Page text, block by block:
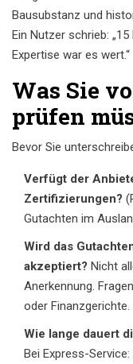
Bausubstanz und
Ein Nutzer schrieb:
Expertise war es wert.“
Was Sie
prüfen
Bevor Sie
Verfügt der
Zertifizierungen?
Gutachten im
Wird das
akzeptiert? Nicht
Anerkennung.
oder Finanzgerichte.
Wie lange dauert
Bei Express-